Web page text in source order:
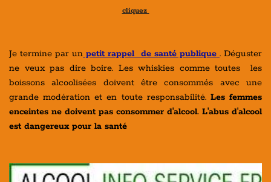
cliquez
Je termine par un petit rappel de santé publique . Déguster
ne veux pas dire boire. Les whiskies comme toutes les
boissons alcoolisées doivent être consommés avec une
grande modération et en toute responsabilité. Les femmes
enceintes ne doivent pas consommer d'alcool. L'abus d'alcool
est dangereux pour la santé